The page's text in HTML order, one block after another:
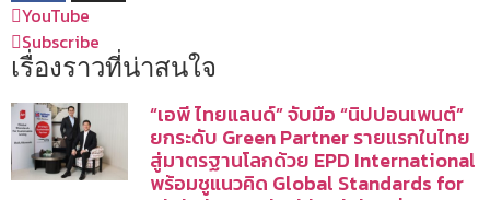
YouTube
Subscribe
เรื่องราวที่น่าสนใจ
“เอพี ไทยแลนด์” จับมือ “นิปปอนเพนต์”
ยกระดับ Green Partner รายแรกในไทย
สู่มาตรฐานโลกด้วย EPD International
พร้อมชูแนวคิด Global Standards for